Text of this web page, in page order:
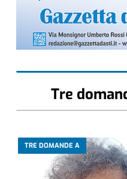
Tre
TRE DOMANDE A